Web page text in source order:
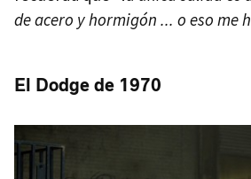
de acero y hormigón ... o eso me
El Dodge de 1970